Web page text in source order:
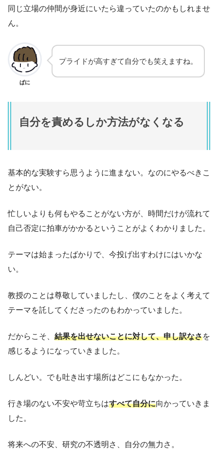
同じ立場の仲間が身近にいたら違っていたのかもしれませ
ん。
ぱに
プライドが高すぎて自分でも笑えますね。
自分を責めるしか方法がなくなる
基本的な実験すら思うように進まない。なのにやるべきこ
とがない。
忙しいよりも何もやることがない方が、時間だけが流れて
自己否定に拍車がかかるということがよくわかりました。
テーマは始まったばかりで、今投げ出すわけにはいかな
い。
教授のことは尊敬していましたし、僕のことをよく考えて
テーマを託してくださったのもわかっていました。
だからこそ、 結果を出せないことに対して、申し訳なさを
感じるようになっていきました。
しんどい。でも吐き出す場所はどこにもなかった。
行き場のない不安や苛立ちはすべて自分に向かっていきま
した。
将来への不安、研究の不透明さ、自分の無力さ。